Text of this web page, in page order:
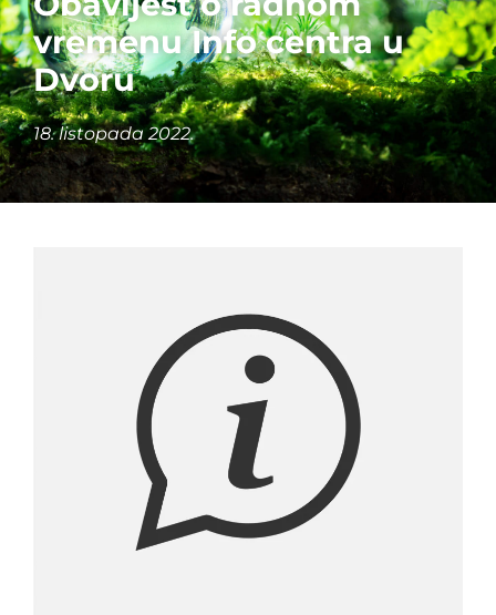
vremenu Info centra u
Dvoru
18. listopada 2022.